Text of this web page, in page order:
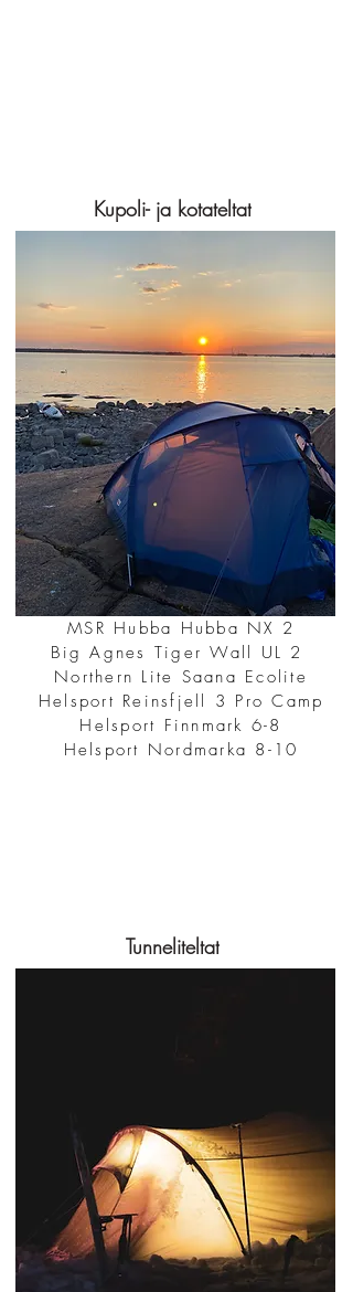
Kupoli- ja kotateltat
MSR Hubba Hubba NX 2
Big Agnes Tiger Wall UL 2
Northern Lite Saana Ecolite
Helsport Reinsfjell 3 Pro Camp
Helsport Finnmark 6-8
Helsport Nordmarka 8-10
Tunneliteltat